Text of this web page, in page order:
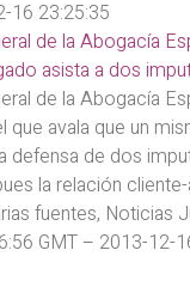
16 23:25:35
de la Abogacía
asista a dos
de la Abogacía
que avala que un
defensa de dos
la relación
fuentes, Noticias
GMT – 2013-12-